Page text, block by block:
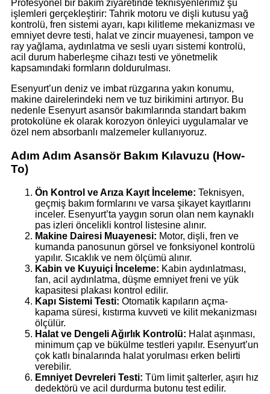
Profesyonel bir bakım ziyaretinde teknisyenlerimiz şu
işlemleri gerçekleştirir: Tahrik motoru ve dişli kutusu yağ
kontrolü, fren sistemi ayarı, kapı kilitleme mekanizması ve
emniyet devre testi, halat ve zincir muayenesi, tampon ve
ray yağlama, aydınlatma ve sesli uyarı sistemi kontrolü,
acil durum haberleşme cihazı testi ve yönetmelik
kapsamındaki formların doldurulması.
Esenyurt’un deniz ve imbat rüzgarına yakın konumu,
makine dairelerindeki nem ve tuz birikimini artırıyor. Bu
nedenle Esenyurt asansör bakımlarında standart bakım
protokolüne ek olarak korozyon önleyici uygulamalar ve
özel nem absorbanlı malzemeler kullanıyoruz.
Adım Adım Asansör Bakım Kılavuzu (How-
To)
Ön Kontrol ve Arıza Kayıt İnceleme: Teknisyen,
geçmiş bakım formlarını ve varsa şikayet kayıtlarını
inceler. Esenyurt’ta yaygın sorun olan nem kaynaklı
pas izleri öncelikli kontrol listesine alınır.
Makine Dairesi Muayenesi: Motor, dişli, fren ve
kumanda panosunun görsel ve fonksiyonel kontrolü
yapılır. Sıcaklık ve nem ölçümü alınır.
Kabin ve Kuyuiçi İnceleme: Kabin aydınlatması,
fan, acil aydınlatma, düşme emniyet freni ve yük
kapasitesi plakası kontrol edilir.
Kapı Sistemi Testi: Otomatik kapıların açma-
kapama süresi, kıstırma kuvveti ve kilit mekanizması
ölçülür.
Halat ve Dengeli Ağırlık Kontrolü: Halat aşınması,
minimum çap ve bükülme testleri yapılır. Esenyurt’un
çok katlı binalarında halat yorulması erken belirti
verebilir.
Emniyet Devreleri Testi: Tüm limit şalterler, aşırı hız
dedektörü ve acil durdurma butonu test edilir.